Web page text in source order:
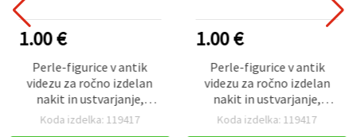
1.00 €
Perle-figurice v antik
videzu za ročno izdelan
nakit in ustvarjanje,
13×11×6 mm, luknja: 2
Koda izdelka: 119417
1.00 €
Perle-figurice v antik
videzu za ročno izdelan
nakit in ustvarjanje,
13×11×6 mm, luknja: 2
Koda izdelka: 119417